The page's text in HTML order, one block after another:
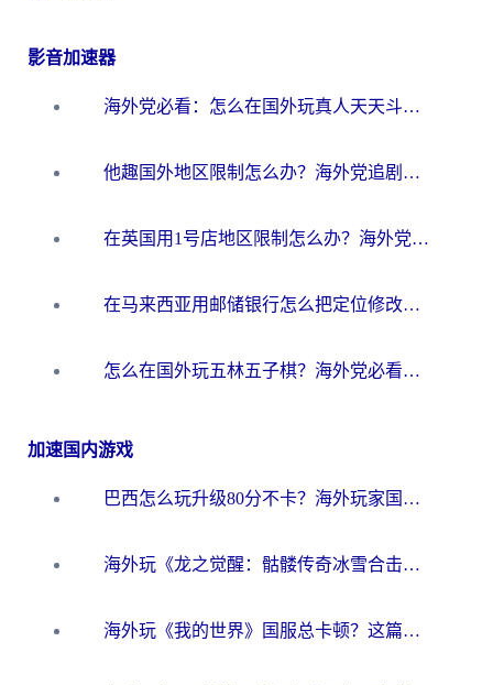
影音加速器
海外党必看：怎么在国外玩真人天天斗地主？附证券开户、音乐定位修改全攻略
他趣国外地区限制怎么办？海外党追剧听歌看直播的一站式解决方案
在英国用1号店地区限制怎么办？海外党必看的回国加速全攻略
在马来西亚用邮储银行怎么把定位修改到中国国内？3个海外生活痛点一次解决
怎么在国外玩五林五子棋？海外党必看的回国加速全攻略（附优酷荔枝FM解决方法）
加速国内游戏
巴西怎么玩升级80分不卡？海外玩家国服游戏加速器终极指南（附避坑技巧）
海外玩《龙之觉醒：骷髅传奇冰雪合击》延迟高？这篇指南帮你解决卡顿烦恼！
海外玩《我的世界》国服总卡顿？这篇我的世界游戏加速器指南帮你解决所有问题